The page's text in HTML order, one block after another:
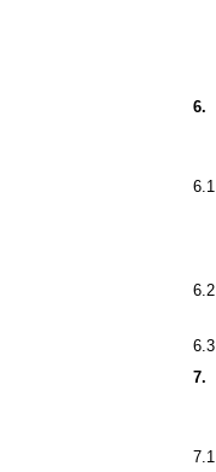
6.
6.1
6.2
6.3
7.
7.1